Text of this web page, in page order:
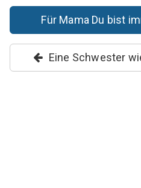
Für Mama Du bist
Eine Schwester